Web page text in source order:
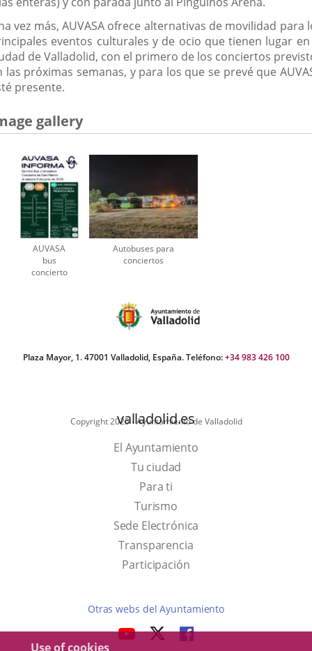
Use of cookies
vez más, AUVASA ofrece alternativas de movilidad para
eventos culturales y de ocio que tienen lugar
de Valladolid, con el primero de los conciertos
las próximas semanas, y para los que se prevé que
presente.
gallery
AUVASA
bus
concierto
Autobuses para
conciertos
Plaza Mayor, 1. 47001 Valladolid, España. Teléfono:+34 983 426 100
Copyright 2025 - Ayuntamiento de Valladolid
valladolid.es
El Ayuntamiento
Tu ciudad
Para ti
TurismoThis
link
will
open
up
Sede Electrónica
Transparencia
Participación
Otras webs del Ayuntamiento
LINK LINKLINK